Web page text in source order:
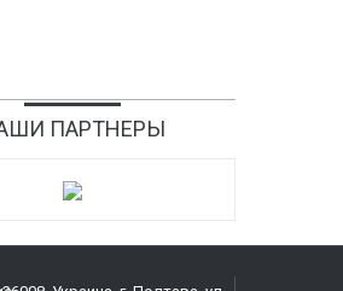
ПАРТНЕРЫ